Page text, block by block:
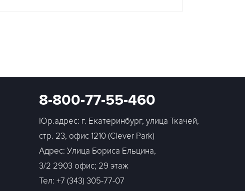
8-800-77-55-460
Юр.адрес: г. Екатеринбург, улица Ткачей,
стр. 23, офис 1210 (Clever Park)
Адрес: Улица Бориса Ельцина,
3/2 2903 офис; 29 этаж
Тел: +7 (343) 305-77-07